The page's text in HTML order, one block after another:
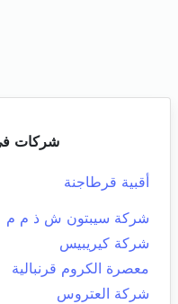
شركات
أقبية قرطاجنة
شركة سيبتون ش ذ م م
شركة كيريبيس
معصرة الكروم قرنبالية
شركة العتروس